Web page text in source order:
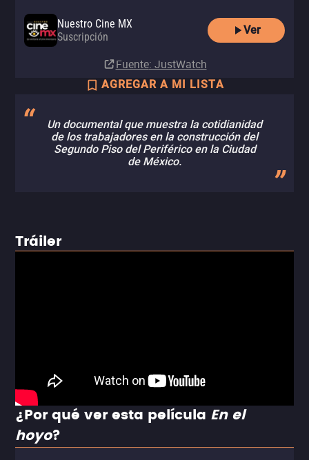
Nuestro Cine MX
Suscripción
Ver
Fuente: JustWatch
AGREGAR A MI LISTA
Un documental que muestra la cotidianidad
de los trabajadores en la construcción del
Segundo Piso del Periférico en la Ciudad
de México.
Tráiler
¿Por qué ver esta película En el
hoyo?